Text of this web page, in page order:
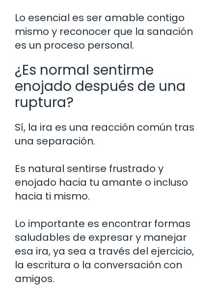
Lo esencial es ser amable contigo
mismo y reconocer que la sanación
es un proceso personal.
¿Es normal sentirme
enojado después de una
ruptura?
Sí, la ira es una reacción común tras
una separación.
Es natural sentirse frustrado y
enojado hacia tu amante o incluso
hacia ti mismo.
Lo importante es encontrar formas
saludables de expresar y manejar
esa ira, ya sea a través del ejercicio,
la escritura o la conversación con
amigos.